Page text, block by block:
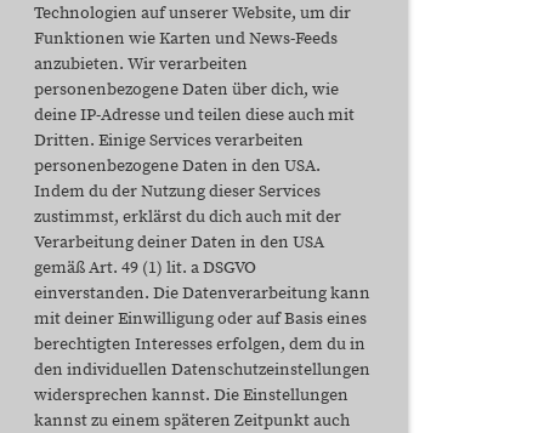
Technologien auf unserer Website, um dir
Funktionen wie Karten und News-Feeds
anzubieten. Wir verarbeiten
personenbezogene Daten über dich, wie
deine IP-Adresse und teilen diese auch mit
Dritten. Einige Services verarbeiten
personenbezogene Daten in den USA.
Indem du der Nutzung dieser Services
zustimmst, erklärst du dich auch mit der
Verarbeitung deiner Daten in den USA
gemäß Art. 49 (1) lit. a DSGVO
einverstanden. Die Datenverarbeitung kann
mit deiner Einwilligung oder auf Basis eines
berechtigten Interesses erfolgen, dem du in
den individuellen Datenschutzeinstellungen
widersprechen kannst. Die Einstellungen
kannst zu einem späteren Zeitpunkt auch